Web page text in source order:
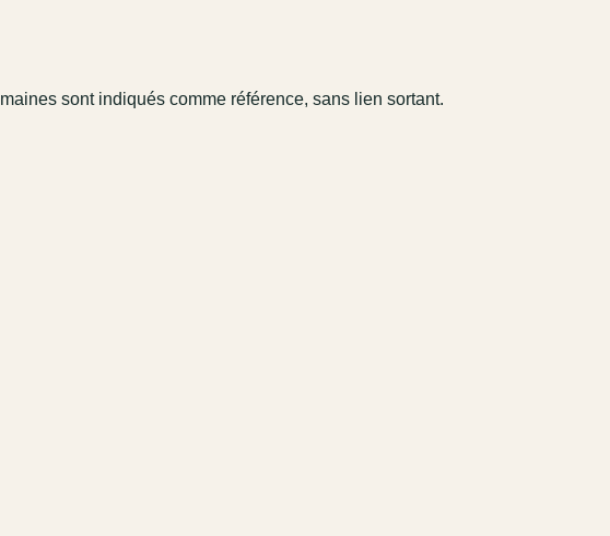
sont indiqués comme référence, sans lien sortant.